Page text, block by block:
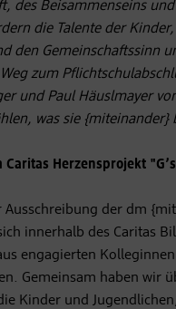
des Beisammenseins
die Talente der
den Gemeinschaftssinn
zum
und Paul Häuslmayer
was sie {miteinander}
Herzensprojekt
Ausschreibung der dm
innerhalb des Caritas
engagierten Kolleginnen
Gemeinsam haben wir
Kinder und